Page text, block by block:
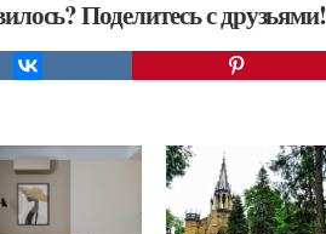
Поделитесь с друзьями!